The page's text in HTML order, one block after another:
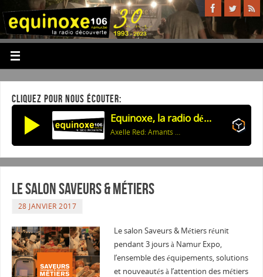
CLIQUEZ POUR NOUS ÉCOUTER:
Equinoxe, la radio découverte
Axelle Red: Amants de minuit
Le salon Saveurs & Métiers
28 JANVIER 2017
Le salon Saveurs & Métiers réunit
pendant 3 jours à Namur Expo,
l’ensemble des équipements, solutions
et nouveautés à l’attention des métiers